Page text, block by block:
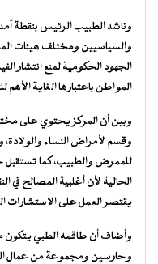
وناشد الطبيب الرئيس بنقطة
والسياسيين ومختلف هيئات
الجهود الحكومية لمنع
المواطن باعتبارها الغاية الأهم
وبين أن المركز يحتوي على
وقسم لأمراض النساء
الحالية لأن أغلبية المصالح
يقتصر العمل على الاستشارات
وأضاف أن طاقمه الطبي
وحارسين ومجموعة من عمال